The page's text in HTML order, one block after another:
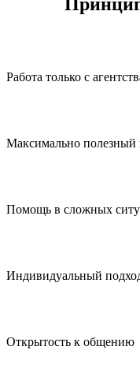
Работа только с
Максимально полезный
Помощь в сложных
Индивидуальный
Открытость к общению